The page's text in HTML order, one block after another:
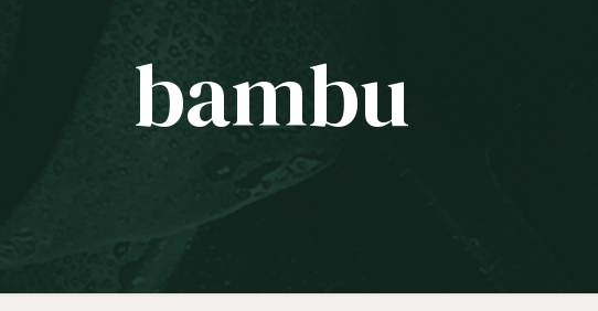
bambu